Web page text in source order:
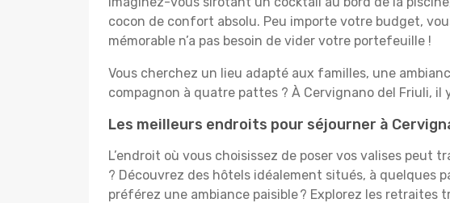
cocon de confort absolu. Peu importe votre budget,
mémorable n’a pas besoin de vider votre portefeuille !
Vous cherchez un lieu adapté aux familles, une
compagnon à quatre pattes ? À Cervignano del Friuli,
Les meilleurs endroits pour séjourner à
L’endroit où vous choisissez de poser vos valises peut
? Découvrez des hôtels idéalement situés, à quelques
préférez une ambiance paisible ? Explorez les